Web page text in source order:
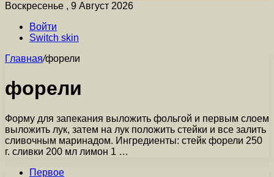
Воскресенье , 9 Август 2026
Войти
Switch skin
Главная/форели
форели
Форму для запекания выложить фольгой и первым слоем
выложить лук, затем на лук положить стейки и все залить
сливочным маринадом. Ингредиенты: стейк форели 250
г. сливки 200 мл лимон 1 …
Первое